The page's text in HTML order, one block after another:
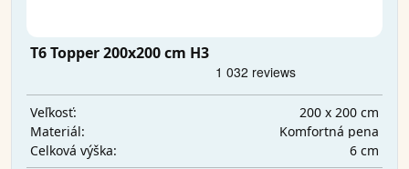
T6 Topper 200x200 cm H3
Veľkosť:
200 x 200 cm
Materiál:
Komfortná pena
Celková výška:
6 cm